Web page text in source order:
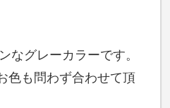
なグレーカラーです。
色も問わず合わせて頂